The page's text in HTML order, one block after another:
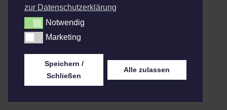
zur Datenschutzerklärung
NotwendigNotwendig
MarketingMarketing
Speichern /
Schließen
Alle zulassen